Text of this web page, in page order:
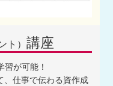
ト）講座
が可能！
、仕事で伝わる資作成